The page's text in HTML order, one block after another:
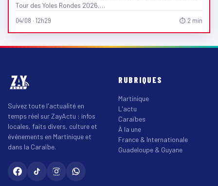
Tour des Yoles Rondes 2026,…
04/08 · 12h29 ⏱ 2 min
Suivez toute l'actualité en
temps réel sur ZayActu : infos
locales, faits divers, culture et
événements en Martinique et
dans la Caraïbe.
RUBRIQUES
Martinique
L'actu
Caraïbes
À la une
France & Internationale
Guadeloupe & Guyane